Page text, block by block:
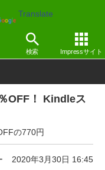
Translate
検索 Impressサイト
OFF！ Kindleス
の770円
2020年3月30日 16:45